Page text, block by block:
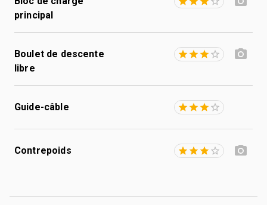
principal
Boulet de descente
libre
Guide-câble
Contrepoids